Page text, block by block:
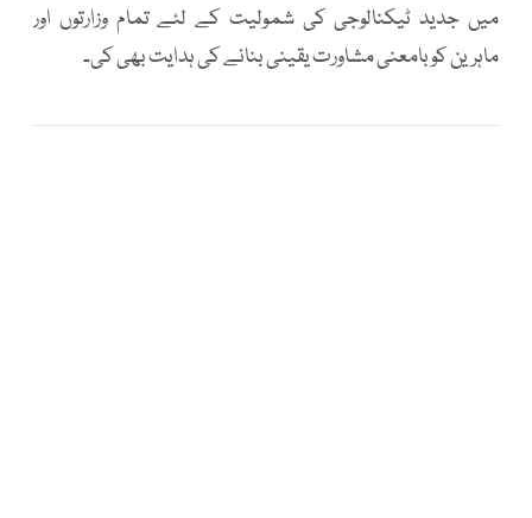
میں جدید ٹیکنالوجی کی شمولیت کے لئے تمام وزارتوں اور
ماہرین کو بامعنی مشاورت یقینی بنانے کی ہدایت بھی کی۔